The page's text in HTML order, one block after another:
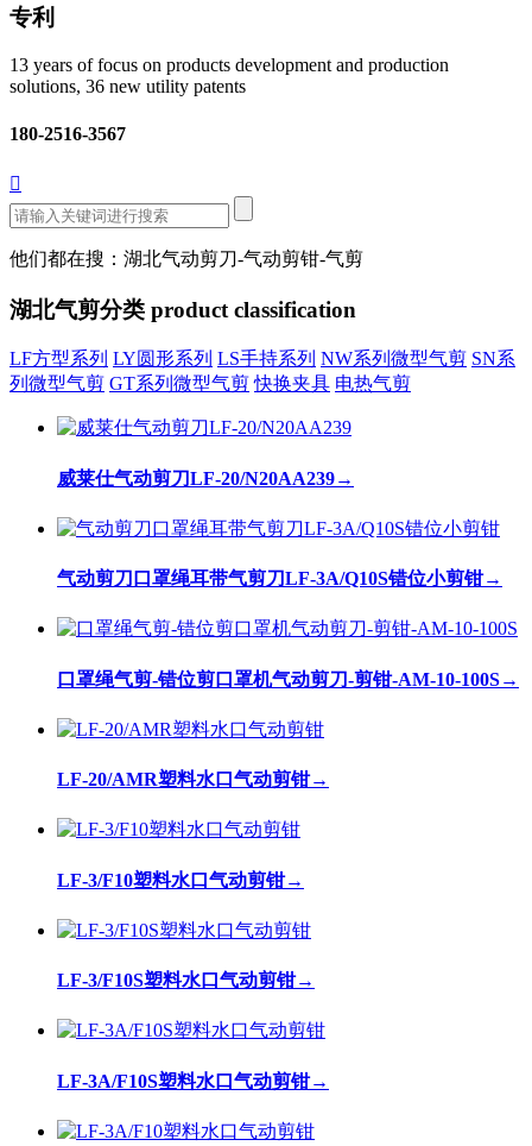
专利
13 years of focus on products development and production
solutions, 36 new utility patents
180-2516-3567

他们都在搜：湖北气动剪刀-气动剪钳-气剪
湖北气剪分类 product classification
LF方型系列 LY圆形系列 LS手持系列 NW系列微型气剪 SN系
列微型气剪 GT系列微型气剪 快换夹具 电热气剪
威莱仕气动剪刀LF-20/N20AA239→
气动剪刀口罩绳耳带气剪刀LF-3A/Q10S错位小剪钳→
口罩绳气剪-错位剪口罩机气动剪刀-剪钳-AM-10-100S→
LF-20/AMR塑料水口气动剪钳→
LF-3/F10塑料水口气动剪钳→
LF-3/F10S塑料水口气动剪钳→
LF-3A/F10S塑料水口气动剪钳→